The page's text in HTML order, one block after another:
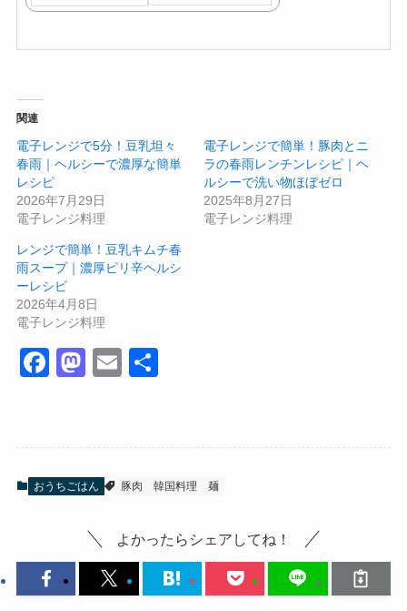
関連
電子レンジで5分！豆乳坦々
春雨｜ヘルシーで濃厚な簡単
レシピ
2026年7月29日
電子レンジ料理
電子レンジで簡単！豚肉とニ
ラの春雨レンチンレシピ｜ヘ
ルシーで洗い物ほぼゼロ
2025年8月27日
電子レンジ料理
レンジで簡単！豆乳キムチ春
雨スープ｜濃厚ピリ辛ヘルシ
ーレシピ
2026年4月8日
電子レンジ料理
F
e
b
k
M
o
d
n
E
おうちごはん 豚肉 韓国料理 麺
よかったらシェアしてね！